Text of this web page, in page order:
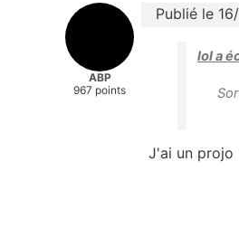
ABP
967 points
Publié le
lol a
J'ai un projo